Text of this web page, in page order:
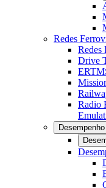
Redes
Redes
Drive
Radio